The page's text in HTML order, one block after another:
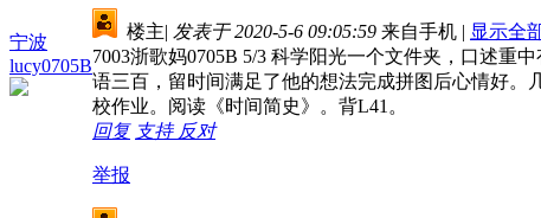
宁波
lucy0705B
楼主| 发表于 2020-5-6 09:05:59 来自手机 | 显示全
7003浙歌妈0705B 5/3 科学阳光一个文件夹，口述重
语三百，留时间满足了他的想法完成拼图后心情好。
校作业。阅读《时间简史》。背L41。
回复 支持 反对
举报